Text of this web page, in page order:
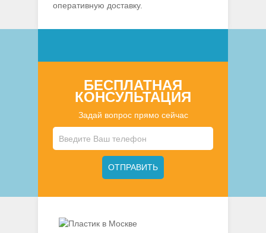
оперативную доставку.
БЕСПЛАТНАЯ
КОНСУЛЬТАЦИЯ
Задай вопрос прямо сейчас